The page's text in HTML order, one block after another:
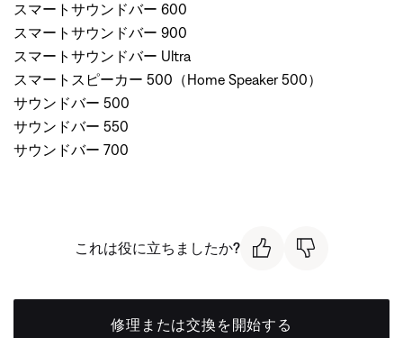
スマートサウンドバー 600
スマートサウンドバー 900
スマートサウンドバー Ultra
スマートスピーカー 500（Home Speaker 500）
サウンドバー 500
サウンドバー 550
サウンドバー 700
これは役に立ちましたか?
修理または交換を開始する